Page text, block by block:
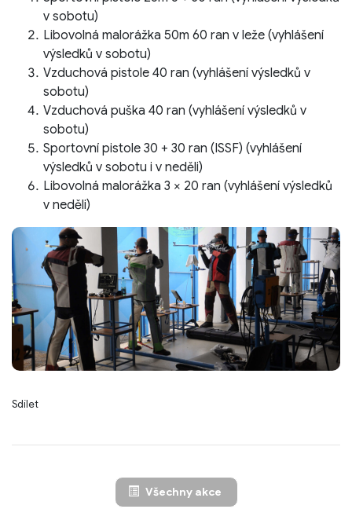
v sobotu)
Libovolná malorážka 50m 60 ran v leže (vyhlášení
výsledků v sobotu)
Vzduchová pistole 40 ran (vyhlášení výsledků v
sobotu)
Vzduchová puška 40 ran (vyhlášení výsledků v
sobotu)
Sportovní pistole 30 + 30 ran (ISSF) (vyhlášení
výsledků v sobotu i v neděli)
Libovolná malorážka 3 × 20 ran (vyhlášení výsledků
v neděli)
Sdílet
Všechny akce